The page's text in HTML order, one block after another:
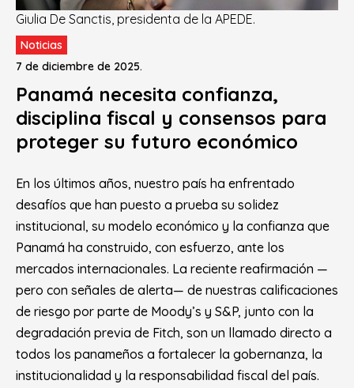
Giulia De Sanctis, presidenta de la APEDE.
Noticias
7 de diciembre de 2025.
Panamá necesita confianza,
disciplina fiscal y consensos para
proteger su futuro económico
En los últimos años, nuestro país ha enfrentado
desafíos que han puesto a prueba su solidez
institucional, su modelo económico y la confianza que
Panamá ha construido, con esfuerzo, ante los
mercados internacionales. La reciente reafirmación —
pero con señales de alerta— de nuestras calificaciones
de riesgo por parte de Moody’s y S&P, junto con la
degradación previa de Fitch, son un llamado directo a
todos los panameños a fortalecer la gobernanza, la
institucionalidad y la responsabilidad fiscal del país.